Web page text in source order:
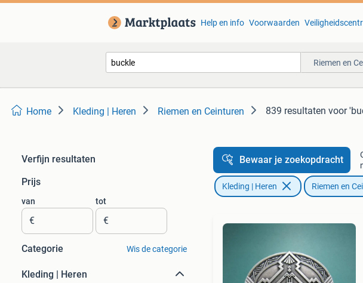
Help en info Voorwaarden
Riemen en
Home Kleding | Heren Riemen en Ceinturen 839 resultaten voor
Verfijn resultaten
Prijs
van
€
tot
€
Categorie Wis de categorie
Kleding | Heren
Bewaar je zoekopdracht
Kleding | Heren Riemen en